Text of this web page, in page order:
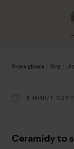
Strona główna / Blog /
6 MINUT
Ceramidy to